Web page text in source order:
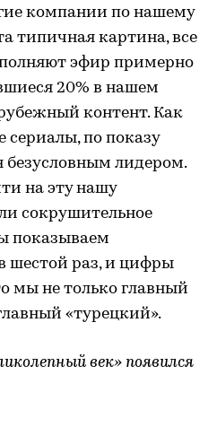
компании по нашему
типичная картина, все
эфир примерно
20% в нашем
контент. Как
сериалы, по показу
лидером.
на эту нашу
сокрушительное
показываем
шестой раз, и цифры
мы не только главный
«турецкий».
век» появился